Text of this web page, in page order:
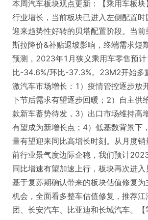
本周汽车板块观点更新：【乘用车板
行业增长，当前板块已进入左侧配置
迎来趋势性好转的贝塔配置阶段。当
斯拉降价&补贴退坡影响，终端需求短
预测，2023年1月狭义乘用车零售预
比-34.6%/环比-37.3%。23M2开始多
激汽车市场增长：1）疫情管控逐步放
下节后需求有望逐步回暖；2）自主供
款新车蓄势待发，3）出口市场维持高
有望成为新增长点；4）低基数背景下
量有望迎来同比高增长时刻。从月度销
前行业景气度边际企稳，我们预计
同比增速有望加速上行，板块再次进入
基于复苏期确认带来的板块估值修复
机会，全面看多整车估值修复，推荐
团、长安汽车、比亚迪和长城汽车。